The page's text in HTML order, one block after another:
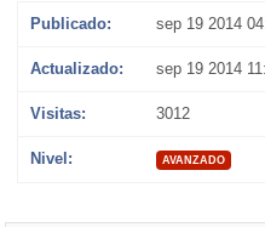
Publicado: sep 19 2014
Actualizado: sep 19 2014
Visitas: 3012
Nivel: AVANZADO